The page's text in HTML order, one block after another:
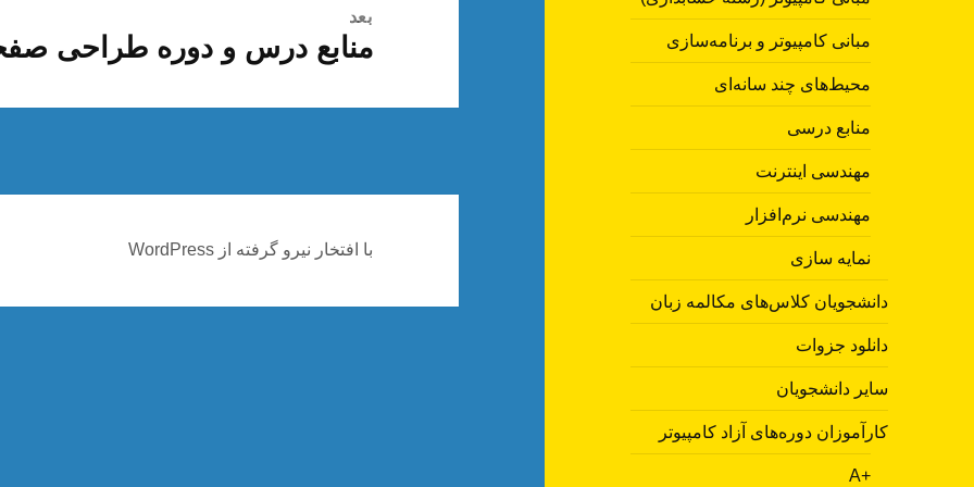
مبانی کامپیوتر و برنامه‌سازی
محیط‌های چند سانه‌ای
منابع درسی
مهندسی اینترنت
مهندسی نرم‌افزار
نمایه سازی
دانشجویان کلاس‌های مکالمه زبان
دانلود جزوات
سایر دانشجویان
کارآموزان دوره‌های آزاد کامپیوتر
A+‎
بعد
نوشته
منابع درس و دوره طراحی
با افتخار نیرو گرفته از WordPress